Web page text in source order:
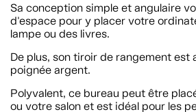
Sa conception simple et angulaire
d'espace pour y placer votre
lampe ou des livres.
De plus, son tiroir de rangement est
poignée argent.
Polyvalent, ce bureau peut être
ou votre salon et est idéal pour les